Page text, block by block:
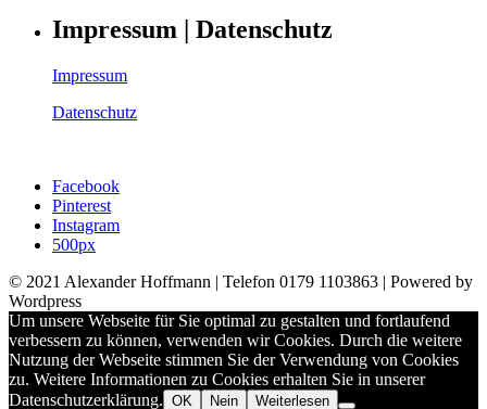
Impressum | Datenschutz
Impressum
Datenschutz
Facebook
Pinterest
Instagram
500px
© 2021 Alexander Hoffmann | Telefon 0179 1103863 | Powered by
Wordpress
Um unsere Webseite für Sie optimal zu gestalten und fortlaufend
verbessern zu können, verwenden wir Cookies. Durch die weitere
Nutzung der Webseite stimmen Sie der Verwendung von Cookies
zu. Weitere Informationen zu Cookies erhalten Sie in unserer
Datenschutzerklärung. OK Nein Weiterlesen